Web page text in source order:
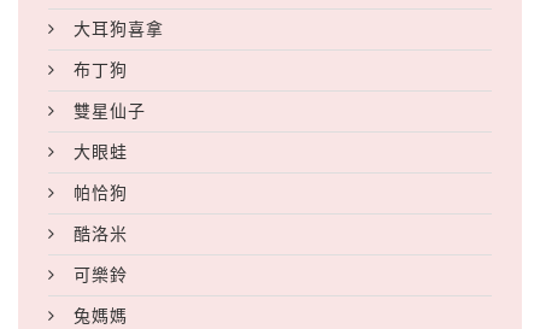
大耳狗喜拿
布丁狗
雙星仙子
大眼蛙
帕恰狗
酷洛米
可樂鈴
兔媽媽